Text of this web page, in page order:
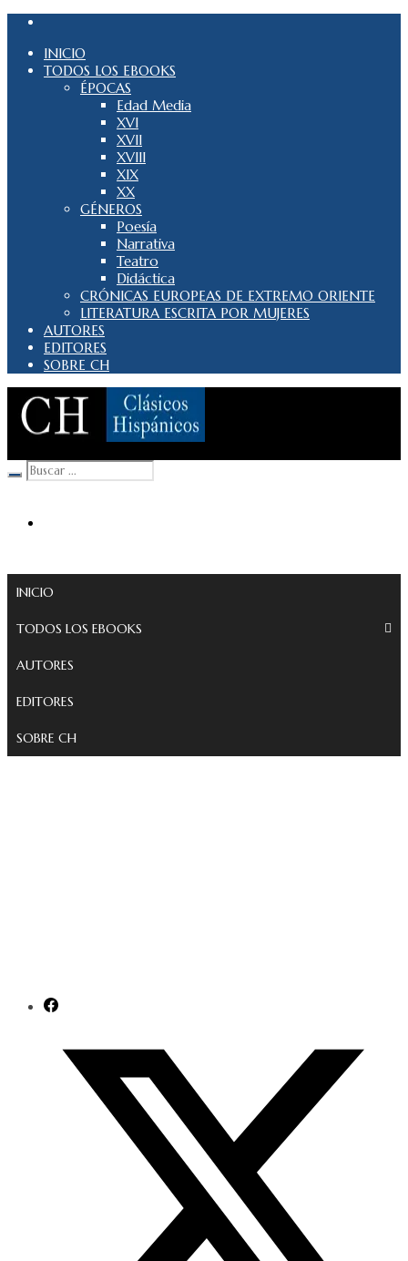
INICIO
TODOS LOS EBOOKS
ÉPOCAS
Edad Media
XVI
XVII
XVIII
XIX
XX
GÉNEROS
Poesía
Narrativa
Teatro
Didáctica
CRÓNICAS EUROPEAS DE EXTREMO ORIENTE
LITERATURA ESCRITA POR MUJERES
AUTORES
EDITORES
SOBRE CH
INICIO
TODOS LOS EBOOKS
AUTORES
EDITORES
SOBRE CH